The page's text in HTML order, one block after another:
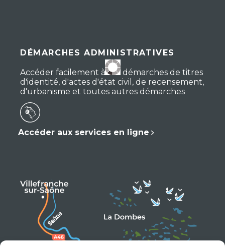
DÉMARCHES ADMINISTRATIVES
Accéder facilement à vos démarches de titres
d'identité, d'actes d'état civil, de recensement,
d'urbanisme et toutes autres démarches
Accéder aux services en ligne